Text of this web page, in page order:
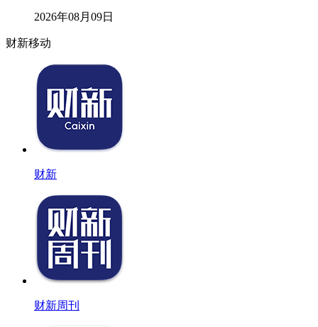
2026年08月09日
财新移动
财新
财新周刊